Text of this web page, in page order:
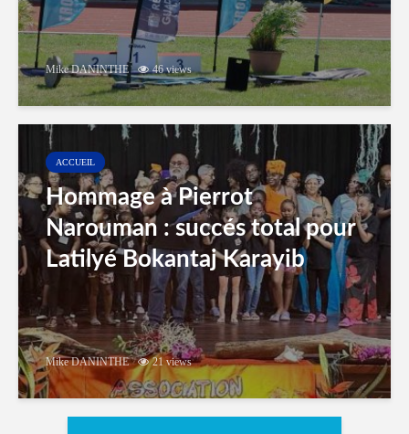
Mike DANINTHE 46 views
ACCUEIL
Hommage à Pierrot
Narouman : succés total pour
Latilyé Bokantaj Karayib
Mike DANINTHE 21 views